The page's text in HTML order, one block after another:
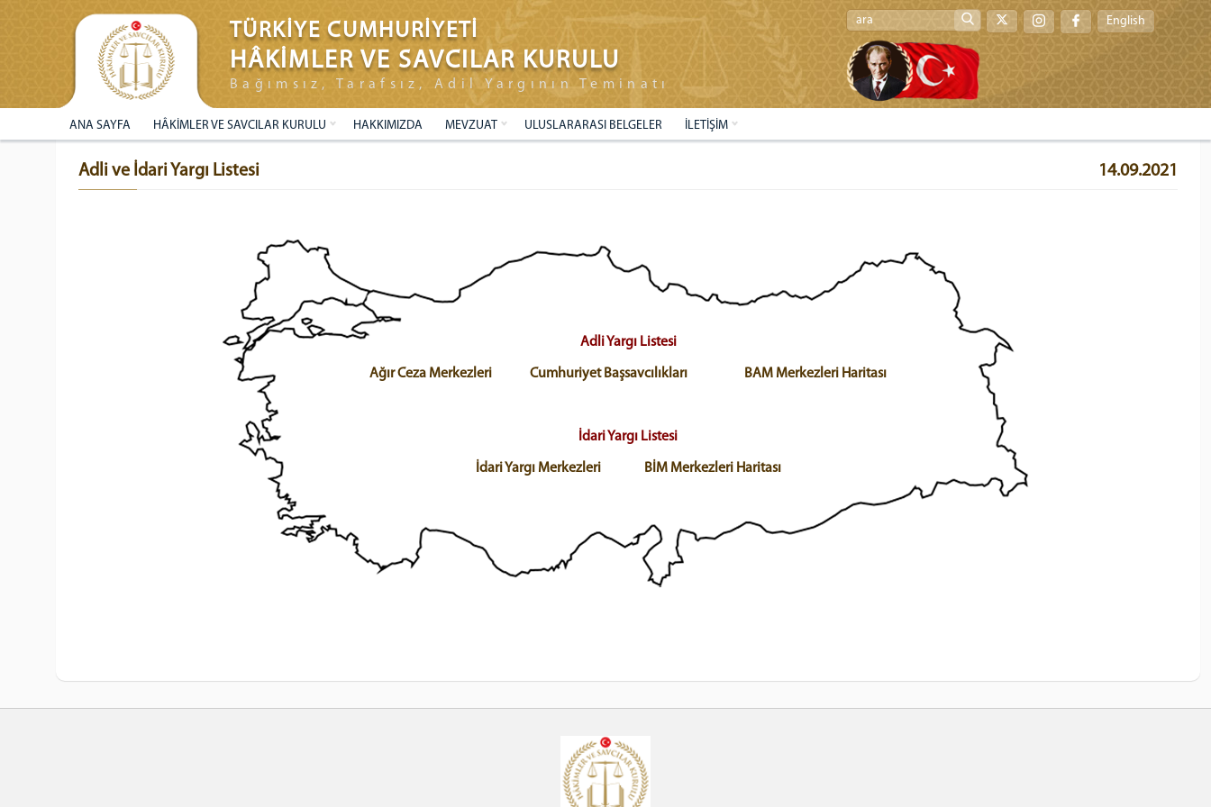
TÜRKİYE CUMHURİYETİ
HÂKİMLER VE SAVCILAR KURULU
Bağımsız, Tarafsız, Adil Yargının Teminatı
English
ANA SAYFA HÂKİMLER VE SAVCILAR KURULU HAKKIMIZDA MEVZUAT ULUSLARARASI BELGELER İLETİŞİM
Adli ve İdari Yargı Listesi 14.09.2021
Adli Yargı Listesi
Ağır Ceza Merkezleri Cumhuriyet Başsavcılıkları BAM Merkezleri Haritası
İdari Yargı Listesi
İdari Yargı Merkezleri BİM Merkezleri Haritası